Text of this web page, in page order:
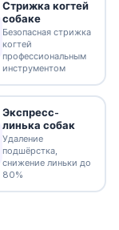
Стрижка когтей
собаке
Безопасная стрижка
когтей
профессиональным
инструментом
Экспресс-
линька собак
Удаление
подшёрстка,
снижение линьки до
80%